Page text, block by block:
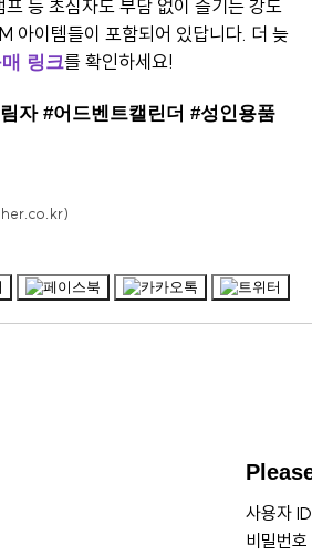
등 초심자도 부담 없이 즐기는 강도
아이템들이 포함되어 있답니다. 더 늦
링크를 확인하세요!
자 #어드벤트캘린더 #성인용품
사용자
비밀번호